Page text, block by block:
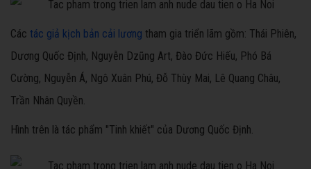
Các tác giả kịch bản cải lương tham gia triển lãm gồm: Thái Phiên,
Dương Quốc Định, Nguyễn Dzũng Art, Đào Đức Hiếu, Phó Bá
Cường, Nguyễn Á, Ngô Xuân Phú, Đỗ Thùy Mai, Lê Quang Châu,
Trần Nhân Quyền.
Hình trên là tác phẩm "Tinh khiết" của Dương Quốc Định.